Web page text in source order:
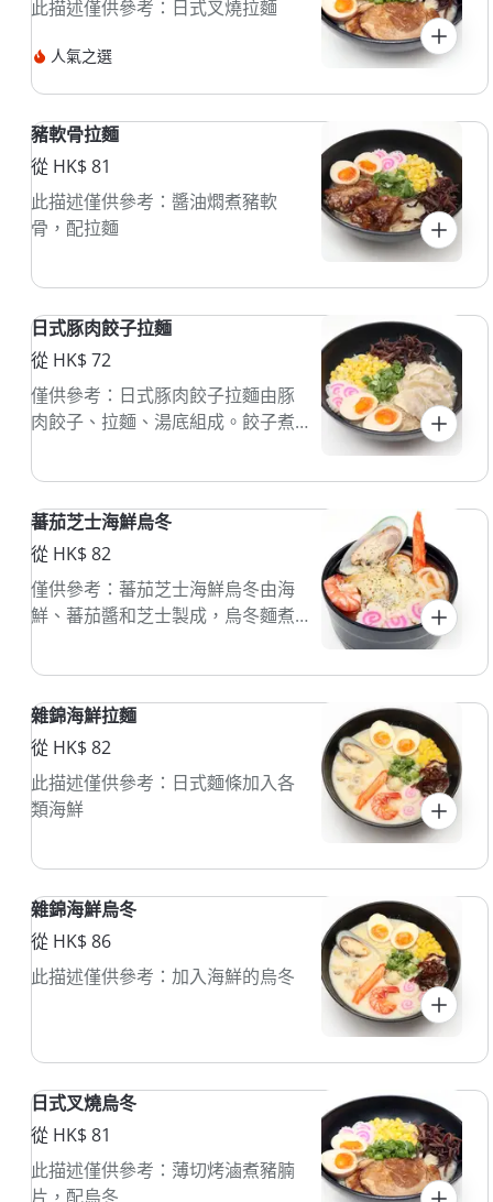
此描述僅供參考：日式叉燒拉麵
人氣之選
豬軟骨拉麵
從 HK$ 81
此描述僅供參考：醬油燜煮豬軟
骨，配拉麵
日式豚肉餃子拉麵
從 HK$ 72
僅供參考：日式豚肉餃子拉麵由豚
肉餃子、拉麵、湯底組成。餃子煮
牙的拉麵，常見於日本拉麵店。
蕃茄芝士海鮮烏冬
從 HK$ 82
僅供參考：蕃茄芝士海鮮烏冬由海
鮮、蕃茄醬和芝士製成，烏冬麵煮
食，搭配香草增添風味。
雜錦海鮮拉麵
從 HK$ 82
此描述僅供參考：日式麵條加入各
類海鮮
雜錦海鮮烏冬
從 HK$ 86
此描述僅供參考：加入海鮮的烏冬
日式叉燒烏冬
從 HK$ 81
此描述僅供參考：薄切烤滷煮豬腩
片，配烏冬